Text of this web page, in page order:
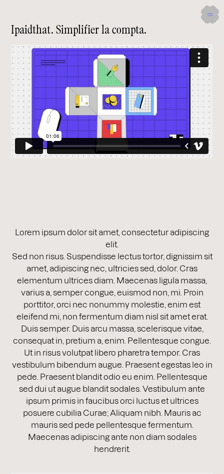
Ipaidthat. Simplifier la compta.
Lorem ipsum dolor sit amet, consectetur adipiscing
elit.
Sed non risus. Suspendisse lectus tortor, dignissim sit
amet, adipiscing nec, ultricies sed, dolor. Cras
elementum ultrices diam. Maecenas ligula massa,
varius a, semper congue, euismod non, mi. Proin
porttitor, orci nec nonummy molestie, enim est
eleifend mi, non fermentum diam nisl sit amet erat.
Duis semper. Duis arcu massa, scelerisque vitae,
consequat in, pretium a, enim. Pellentesque congue.
Ut in risus volutpat libero pharetra tempor. Cras
vestibulum bibendum augue. Praesent egestas leo in
pede. Praesent blandit odio eu enim. Pellentesque
sed dui ut augue blandit sodales. Vestibulum ante
ipsum primis in faucibus orci luctus et ultrices
posuere cubilia Curae; Aliquam nibh. Mauris ac
mauris sed pede pellentesque fermentum.
Maecenas adipiscing ante non diam sodales
hendrerit.